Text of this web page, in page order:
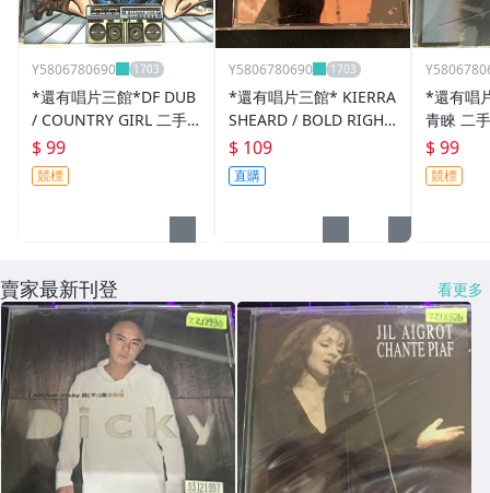
Y5806780690
*還有唱片三館*DF DUB
/ COUNTRY GIRL 二手 Z
Z11989(封底破、需競標)
$ 99
競標
Y5806780690
*還有唱片三館* KIERRA
SHEARD / BOLD RIGHT
LIFE 二手 ZZ0328 (封面
底破)
$ 109
直購
*還有唱
青睞 二
標)
$ 99
競標
賣家最新刊登 看更多